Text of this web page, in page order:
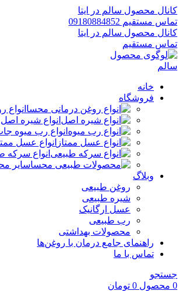
کانال محصول سالم در ایتا
تماس مستقیم 09180884852
کانال محصول سالم در ایتا
تماس مستقیم
خانه
فروشگاه
انواع شیره اصل
انواع رب میوه
انواع عسل
انواع سرکه
سایر
وبلاگ
روغن طبیعی
شیره طبیعی
عسل ارگانیک
رب طبیعی
محصولات بهداشتی
راهنمای جامع درمان با روغن‌ها
تماس با ما
جستجو
0 محصول 0 تومان